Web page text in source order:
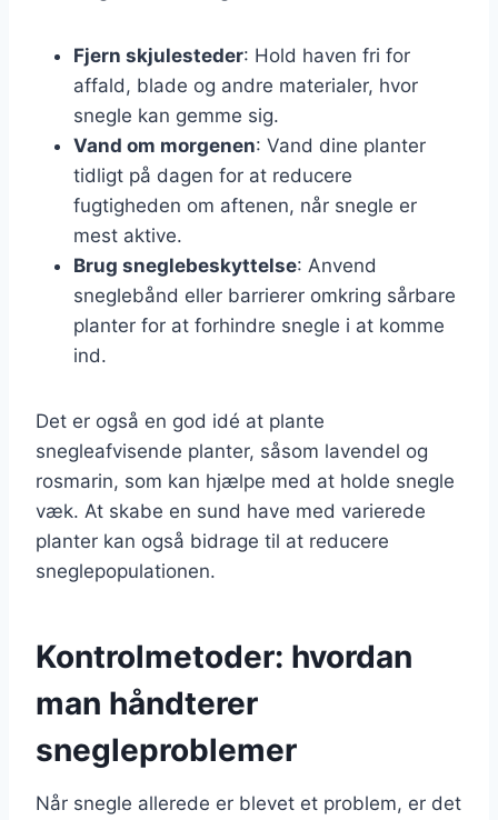
Fjern skjulesteder: Hold haven fri for
affald, blade og andre materialer, hvor
snegle kan gemme sig.
Vand om morgenen: Vand dine planter
tidligt på dagen for at reducere
fugtigheden om aftenen, når snegle er
mest aktive.
Brug sneglebeskyttelse: Anvend
sneglebånd eller barrierer omkring sårbare
planter for at forhindre snegle i at komme
ind.
Det er også en god idé at plante
snegleafvisende planter, såsom lavendel og
rosmarin, som kan hjælpe med at holde snegle
væk. At skabe en sund have med varierede
planter kan også bidrage til at reducere
sneglepopulationen.
Kontrolmetoder: hvordan
man håndterer
snegleproblemer
Når snegle allerede er blevet et problem, er det